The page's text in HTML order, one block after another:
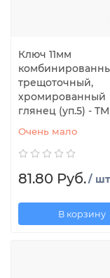
Ключ 11мм
трещоточный,
хромированный
глянец (уп.5) -
Очень мало
81.80 Руб./ шт
В корзину